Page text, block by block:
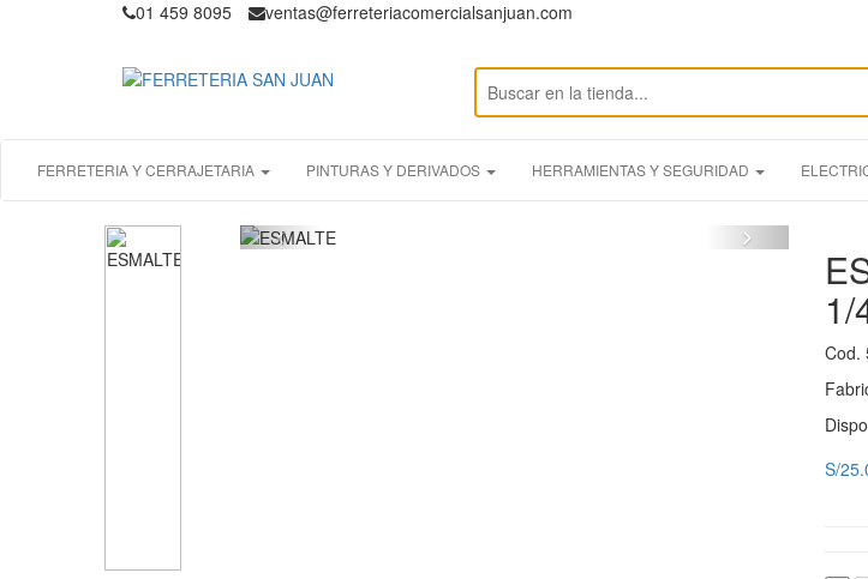
01 459 8095 ventas@ferreteriacomercialsanjuan.com
FERRETERIA Y CERRAJETARIA PINTURAS Y DERIVADOS HERRAMIENTAS Y SEGURIDAD
1/
Cod.
S/